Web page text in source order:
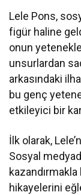
Lele Pons,
figür haline
onun
unsurlardan
arkasındaki
bu genç
etkileyici bir
İlk olarak,
Sosyal
hikayelerini